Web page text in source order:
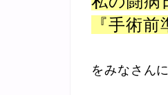
『手術前
をみなさん